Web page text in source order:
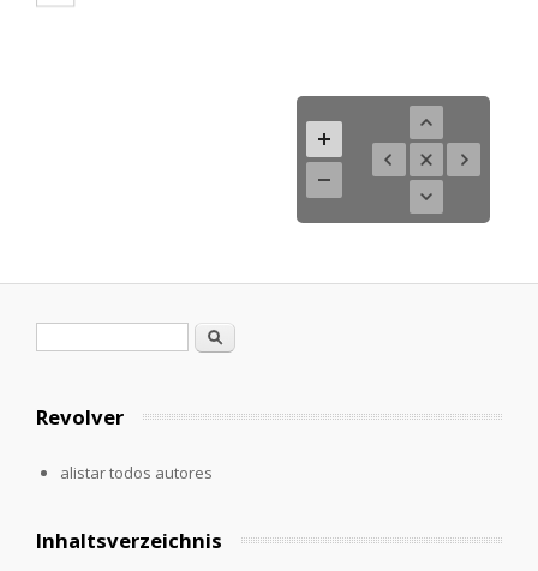
Formulario de búsqueda
Buscar
Revolver
alistar todos autores
Inhaltsverzeichnis